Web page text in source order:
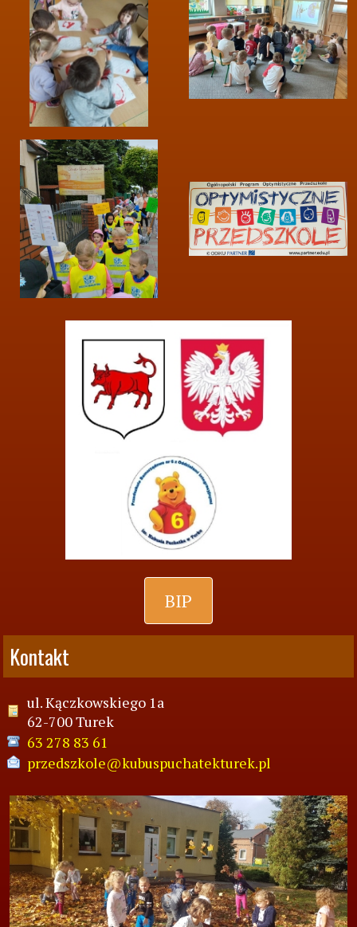
BIP
Kontakt
ul. Kączkowskiego 1a
62-700 Turek
63 278 83 61
przedszkole@kubuspuchatekturek.pl